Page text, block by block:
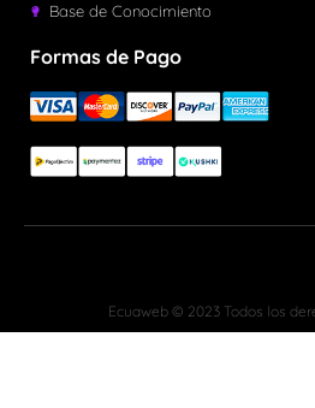
Base de Conocimiento
Formas de Pago
Ecuaweb © 2023 Todos los